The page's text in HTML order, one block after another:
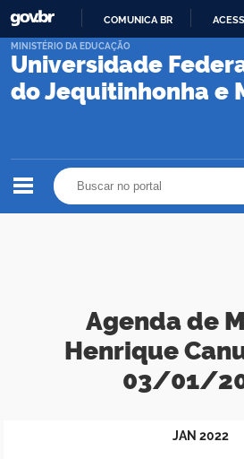
PARA
COMUNICA BR
Universidade
do Jequitinhonha e
MINISTÉRIO DA EDUCAÇÃO
Agenda de
Henrique
03/01/
JAN 2022